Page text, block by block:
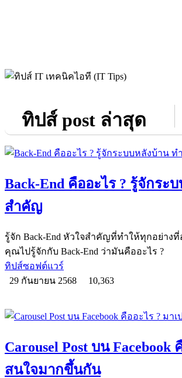
ทิปส์ post ล่าสุด
Back-End คืออะไร ? รู้จักร
สำคัญ
รู้จัก Back-End หัวใจสำคัญที่ทำให้ทุกอย่าง
คุณไปรู้จักกับ Back-End ว่ามันคืออะไร ?
ทิปส์ซอฟต์แวร์
29 กันยายน 2568
10,363
Carousel Post บน
สนใจมากขึ้นกัน